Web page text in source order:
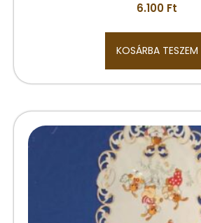
6.100 Ft
KOSÁRBA TESZEM